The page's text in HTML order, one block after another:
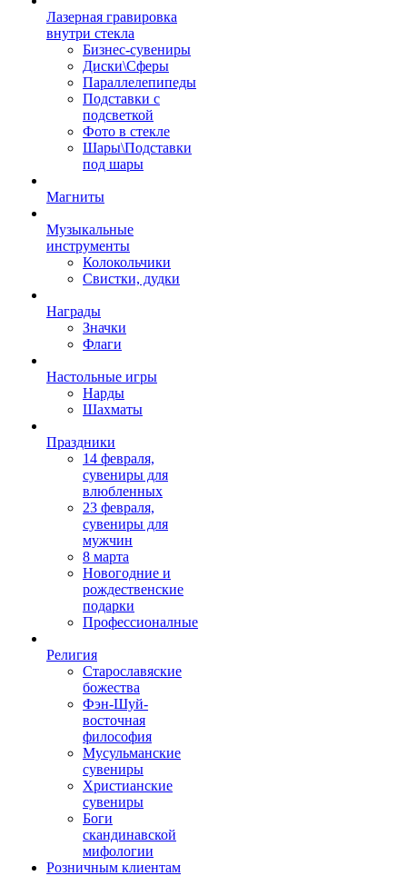
Лазерная гравировка
внутри стекла
Бизнес-сувениры
Диски\Сферы
Параллелепипеды
Подставки с
подсветкой
Фото в стекле
Шары\Подставки
под шары
Магниты
Музыкальные
инструменты
Колокольчики
Свистки, дудки
Награды
Значки
Флаги
Настольные игры
Нарды
Шахматы
Праздники
14 февраля,
сувениры для
влюбленных
23 февраля,
сувениры для
мужчин
8 марта
Новогодние и
рождественские
подарки
Профессионалные
Религия
Старославяские
божества
Фэн-Шуй-
восточная
философия
Мусульманские
сувениры
Христианские
сувениры
Боги
скандинавской
мифологии
Розничным клиентам